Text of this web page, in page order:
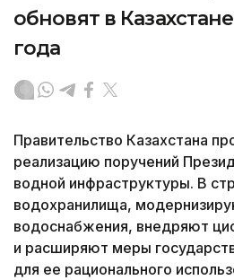
обновят в
года
Правительство Казахстана
реализацию поручений
водной инфраструктуры. В
водохранилища,
водоснабжения, внедряют
и расширяют меры
для ее рационального